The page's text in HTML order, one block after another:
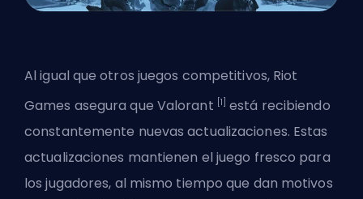
Al igual que otros juegos competitivos, Riot
Games asegura que Valorant [1] está recibiendo
constantemente nuevas actualizaciones. Estas
actualizaciones mantienen el juego fresco para
los jugadores, al mismo tiempo que dan motivos